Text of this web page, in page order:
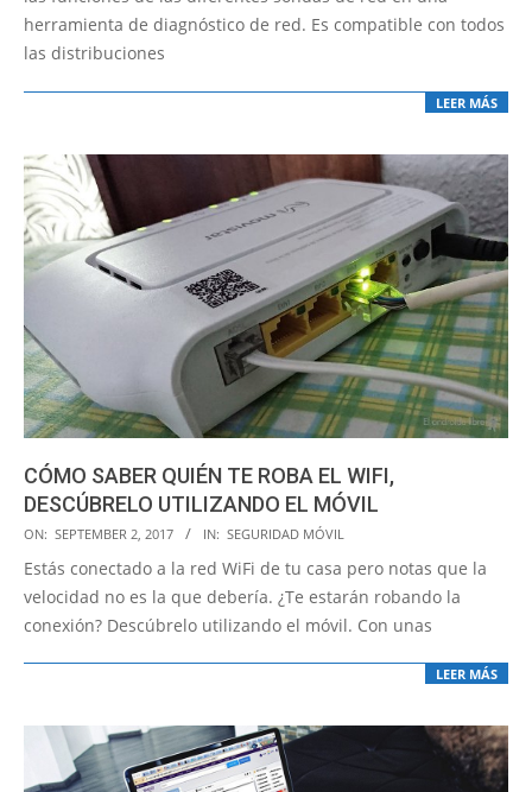
herramienta de diagnóstico de red. Es compatible con todos
las distribuciones
LEER MÁS
CÓMO SABER QUIÉN TE ROBA EL WIFI,
DESCÚBRELO UTILIZANDO EL MÓVIL
2017-
09-
ON: SEPTEMBER 2, 2017 IN: SEGURIDAD MÓVIL
Estás conectado a la red WiFi de tu casa pero notas que la
velocidad no es la que debería. ¿Te estarán robando la
conexión? Descúbrelo utilizando el móvil. Con unas
LEER MÁS